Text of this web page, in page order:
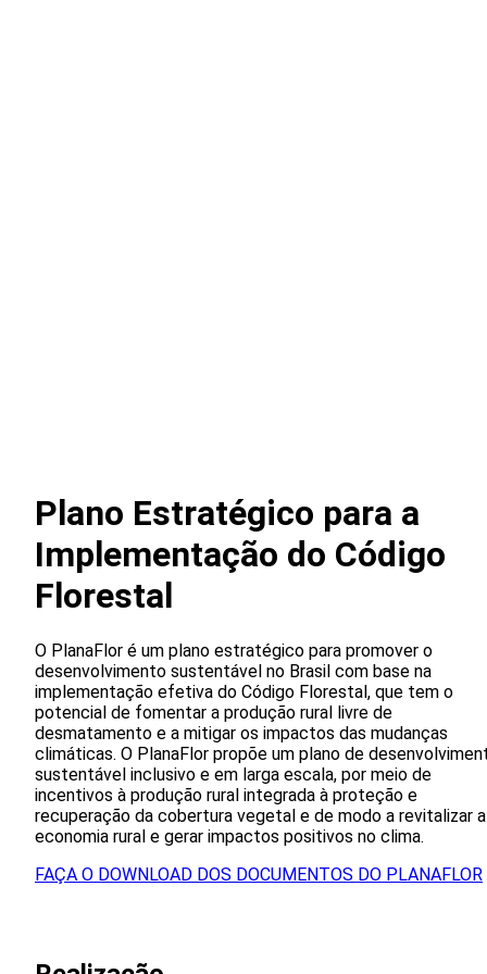
Plano Estratégico para a
Implementação do Código
Florestal
O PlanaFlor é um plano estratégico para promover o
desenvolvimento sustentável no Brasil com base na
implementação efetiva do Código Florestal, que tem o
potencial de fomentar a produção rural livre de
desmatamento e a mitigar os impactos das mudanças
climáticas. O PlanaFlor propõe um plano de
sustentável inclusivo e em larga escala, por meio de
incentivos à produção rural integrada à proteção e
recuperação da cobertura vegetal e de modo a revitalizar a
economia rural e gerar impactos positivos no clima.
FAÇA O DOWNLOAD DOS DOCUMENTOS DO PLANAFLOR